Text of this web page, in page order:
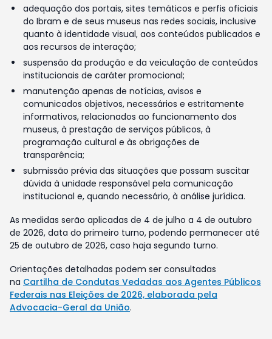
adequação dos portais, sites temáticos e perfis oficiais
do Ibram e de seus museus nas redes sociais, inclusive
quanto à identidade visual, aos conteúdos publicados e
aos recursos de interação;
suspensão da produção e da veiculação de conteúdos
institucionais de caráter promocional;
manutenção apenas de notícias, avisos e
comunicados objetivos, necessários e estritamente
informativos, relacionados ao funcionamento dos
museus, à prestação de serviços públicos, à
programação cultural e às obrigações de
transparência;
submissão prévia das situações que possam suscitar
dúvida à unidade responsável pela comunicação
institucional e, quando necessário, à análise jurídica.
As medidas serão aplicadas de 4 de julho a 4 de outubro
de 2026, data do primeiro turno, podendo permanecer até
25 de outubro de 2026, caso haja segundo turno.
Orientações detalhadas podem ser consultadas
na Cartilha de Condutas Vedadas aos Agentes Públicos
Federais nas Eleições de 2026, elaborada pela
Advocacia-Geral da União.